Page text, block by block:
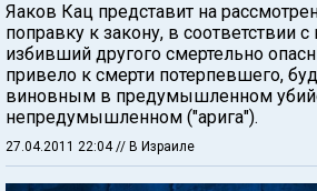
Яаков Кац представит на
поправку к закону, в соответствии
избивший другого смертельно
привело к смерти потерпевшего,
виновным в предумышленном
непредумышленном ("арига").
27.04.2011 22:04// В Израиле